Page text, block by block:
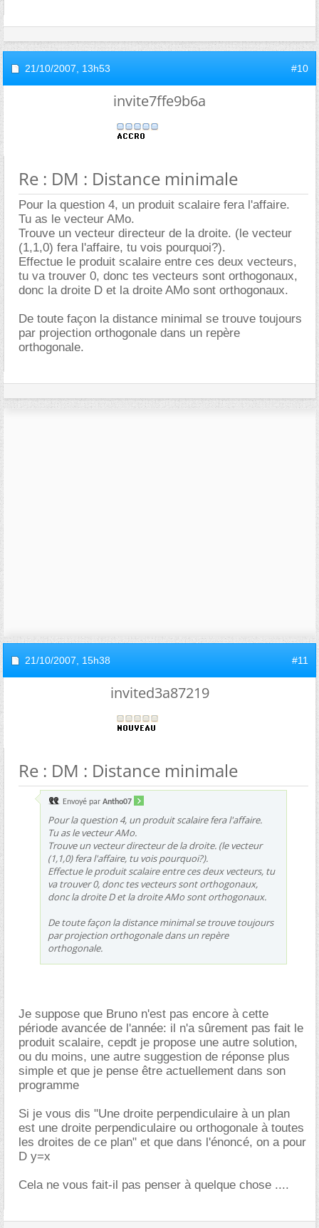
21/10/2007, 13h53 #10
invite7ffe9b6a
Re : DM : Distance minimale
Pour la question 4, un produit scalaire fera l'affaire.
Tu as le vecteur AMo.
Trouve un vecteur directeur de la droite. (le vecteur
(1,1,0) fera l'affaire, tu vois pourquoi?).
Effectue le produit scalaire entre ces deux vecteurs,
tu va trouver 0, donc tes vecteurs sont orthogonaux,
donc la droite D et la droite AMo sont orthogonaux.
De toute façon la distance minimal se trouve toujours
par projection orthogonale dans un repère
orthogonale.
21/10/2007, 15h38 #11
invited3a87219
Re : DM : Distance minimale
Envoyé par Antho07
Pour la question 4, un produit scalaire fera l'affaire.
Tu as le vecteur AMo.
Trouve un vecteur directeur de la droite. (le vecteur
(1,1,0) fera l'affaire, tu vois pourquoi?).
Effectue le produit scalaire entre ces deux vecteurs, tu
va trouver 0, donc tes vecteurs sont orthogonaux,
donc la droite D et la droite AMo sont orthogonaux.
De toute façon la distance minimal se trouve toujours
par projection orthogonale dans un repère
orthogonale.
Je suppose que Bruno n'est pas encore à cette
période avancée de l'année: il n'a sûrement pas fait le
produit scalaire, cepdt je propose une autre solution,
ou du moins, une autre suggestion de réponse plus
simple et que je pense être actuellement dans son
programme
Si je vous dis "Une droite perpendiculaire à un plan
est une droite perpendiculaire ou orthogonale à toutes
les droites de ce plan" et que dans l'énoncé, on a pour
D y=x
Cela ne vous fait-il pas penser à quelque chose ....